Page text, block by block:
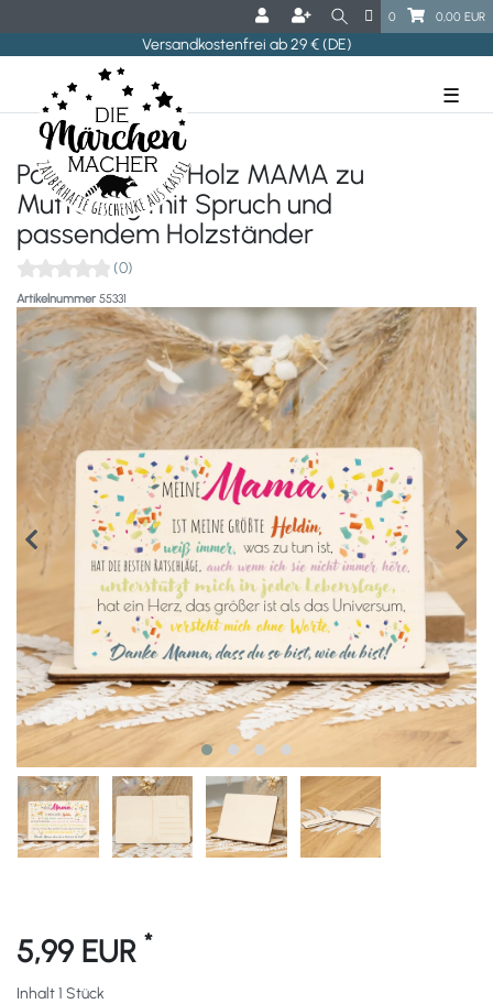
0 0,00 EUR
Versandkostenfrei ab 29 € (DE)
☰
Postkarte aus Holz MAMA zu
Muttertag mit Spruch und
passendem Holzständer
(0)
Artikelnummer 55331
5,99 EUR *
Inhalt1 Stück